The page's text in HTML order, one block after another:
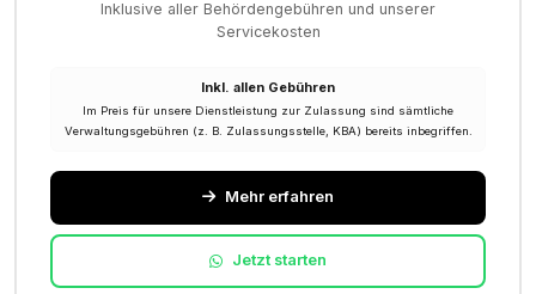
Inklusive aller Behördengebühren und unserer
Servicekosten
Inkl. allen Gebühren
Im Preis für unsere Dienstleistung zur Zulassung sind sämtliche
Verwaltungsgebühren (z. B. Zulassungsstelle, KBA) bereits inbegriffen.
Mehr erfahren
Jetzt starten